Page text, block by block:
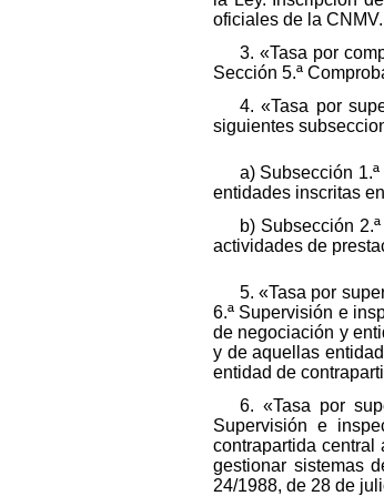
oficiales de la CNMV.
3. «Tasa por
Sección 5.ª
4. «Tasa por
siguientes
a) Subsección
entidades inscritas
b) Subsección
actividades de
5. «Tasa por
6.ª Supervisión e
de negociación y
y de aquellas
entidad de
6. «Tasa por
Supervisión e
contrapartida central
gestionar sistemas
24/1988, de 28 de